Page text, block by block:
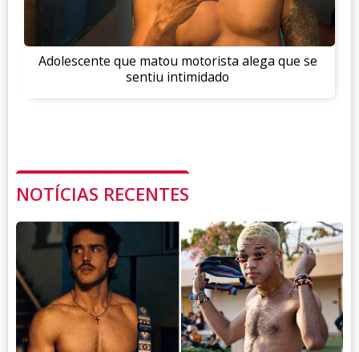
Adolescente que matou motorista alega que se
sentiu intimidado
NOTÍCIAS RECENTES